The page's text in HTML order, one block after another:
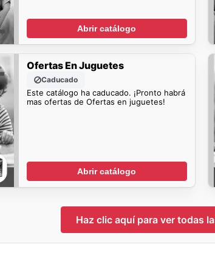
Abrir catálogo
Ofertas En Juguetes
Caducado
Este catálogo ha caducado. ¡Pronto habrá
mas ofertas de Ofertas en juguetes!
Abrir catálogo
Haz clic aquí para ver todas